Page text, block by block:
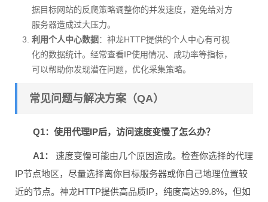
据目标网站的反爬策略调整你的并发速度，避免给对方
服务器造成过大压力。
利用个人中心数据：神龙HTTP提供的个人中心有可视
化的数据统计。经常查看IP使用情况、成功率等指标，
可以帮助你发现潜在问题，优化采集策略。
常见问题与解决方案（QA）
Q1：使用代理IP后，访问速度变慢了怎么办？
A1：
速度变慢可能由几个原因造成。检查你选择的代理
IP节点地区，尽量选择离你目标服务器或你自己地理位置较
近的节点。神龙HTTP提供高品质IP，纯度高达99.8%，但如